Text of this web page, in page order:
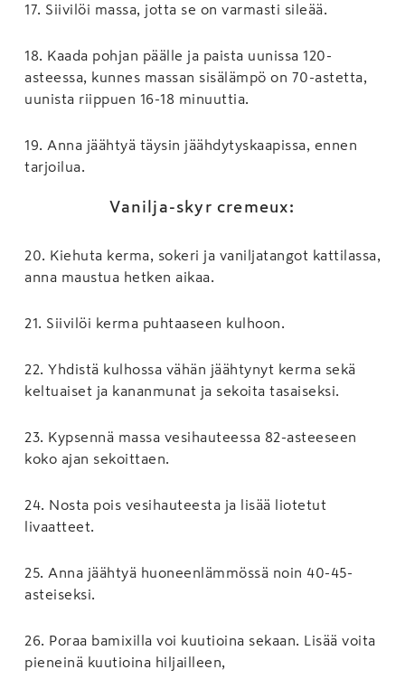
17 Siivilöi massa, jotta se on varmasti sileää.
18
Kaada pohjan päälle ja paista uunissa 120-
asteessa, kunnes massan sisälämpö on 70-astetta,
uunista riippuen 16-18 minuuttia.
19
Anna jäähtyä täysin jäähdytyskaapissa, ennen
tarjoilua.
Vanilja-skyr cremeux:
20
Kiehuta kerma, sokeri ja vaniljatangot kattilassa,
anna maustua hetken aikaa.
21 Siivilöi kerma puhtaaseen kulhoon.
22
Yhdistä kulhossa vähän jäähtynyt kerma sekä
keltuaiset ja kananmunat ja sekoita tasaiseksi.
23
Kypsennä massa vesihauteessa 82-asteeseen
koko ajan sekoittaen.
24
Nosta pois vesihauteesta ja lisää liotetut
livaatteet.
25
Anna jäähtyä huoneenlämmössä noin 40-45-
asteiseksi.
26
Poraa bamixilla voi kuutioina sekaan. Lisää voita
pieneinä kuutioina hiljailleen,